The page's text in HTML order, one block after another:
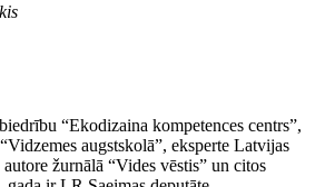
“Ekodizaina kompetences centrs”,
augstskolā”, eksperte Latvijas
žurnālā “Vides vēstis” un citos